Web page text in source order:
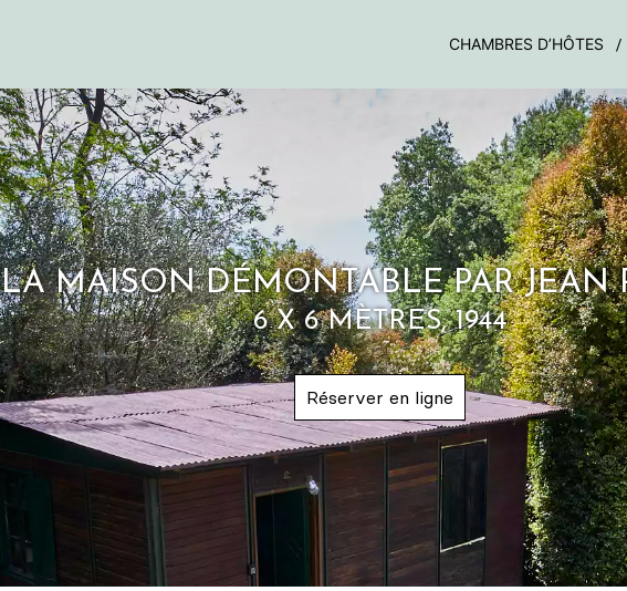
CHAMBRES D’HÔTES
LA MAISON DÉMONTABLE PAR JEAN
6 X 6 MÈTRES, 1944
Réserver en ligne